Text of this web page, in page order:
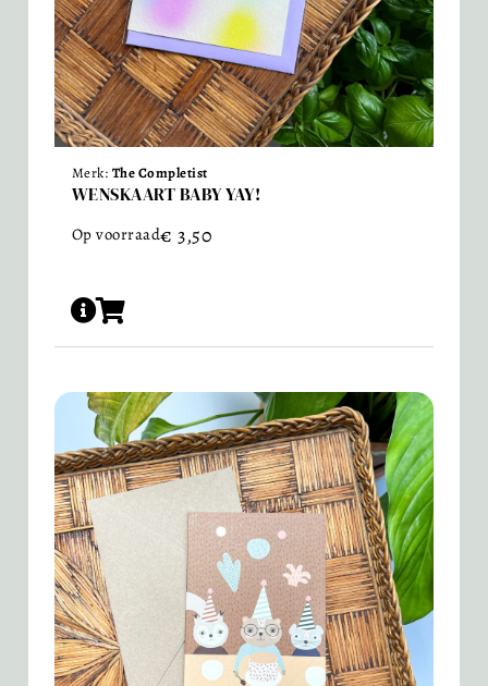
Merk: The Completist
WENSKAART BABY YAY!
Op voorraad€ 3,50